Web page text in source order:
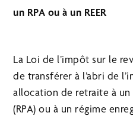
un RPA ou à un REER
La Loi de l’impôt sur le
de transférer à l’abri de
allocation de retraite à
(RPA) ou à un régime